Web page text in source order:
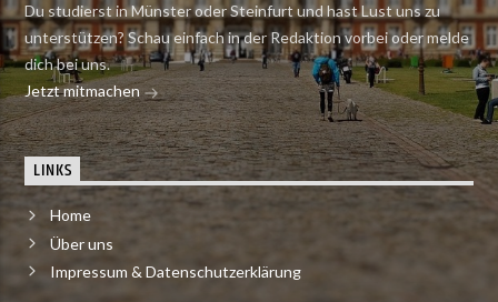
Du studierst in Münster oder Steinfurt und hast Lust uns zu
unterstützen? Schau einfach in der Redaktion vorbei oder melde
dich bei uns.
Jetzt mitmachen
LINKS
Home
Über uns
Impressum & Datenschutzerklärung